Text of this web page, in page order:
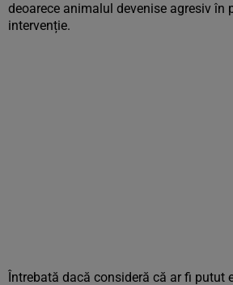
deoarece animalul devenise agresiv în
intervenție.
Întrebată dacă consideră că ar fi putut